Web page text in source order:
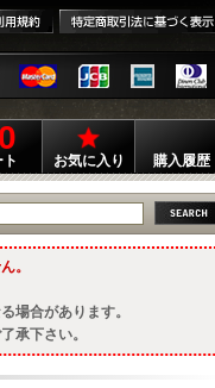
0
お気に入り 購入履歴
。
場合があります。
承下さい。